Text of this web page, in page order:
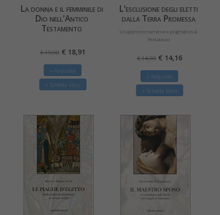
La donna e il femminile di
Dio nell'Antico
Testamento
€ 19,90 € 18,91
» Acquista
» Scheda libro
L'esclusione degli eletti
dalla Terra Promessa
Un approccio narrativo e pragmatico al
Pentateuco
€ 14,90 € 14,16
» Acquista
» Scheda libro